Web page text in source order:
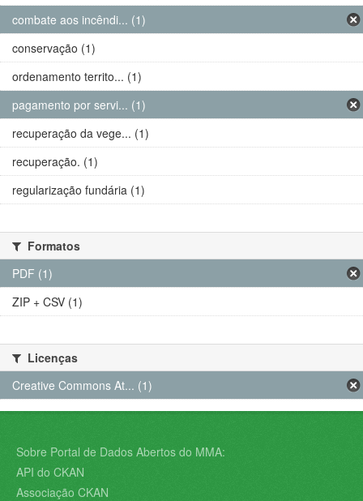
combate aos incêndi... (1)
conservação (1)
ordenamento territo... (1)
pagamento por servi... (1)
recuperação da vege... (1)
recuperação. (1)
regularização fundária (1)
Formatos
PDF (1)
ZIP + CSV (1)
Licenças
Creative Commons At... (1)
Sobre Portal de Dados Abertos do MMA:
API do CKAN
Associação CKAN